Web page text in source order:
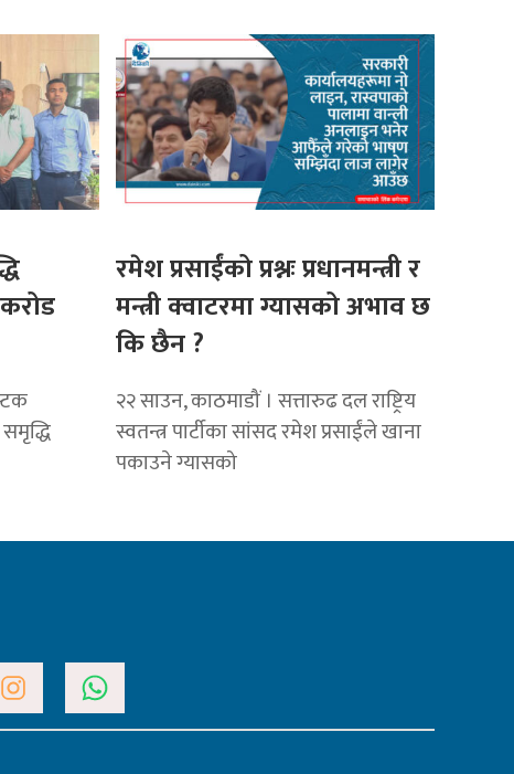
रमेश प्रसाईंको प्रश्नः प्रधानमन्त्री र
मन्त्री क्वाटरमा ग्यासको अभाव छ
कि छैन ?
२२ साउन, काठमाडौं । सत्तारुढ दल राष्ट्रिय
स्वतन्त्र पार्टीका सांसद रमेश प्रसाईंले खाना
पकाउने ग्यासको